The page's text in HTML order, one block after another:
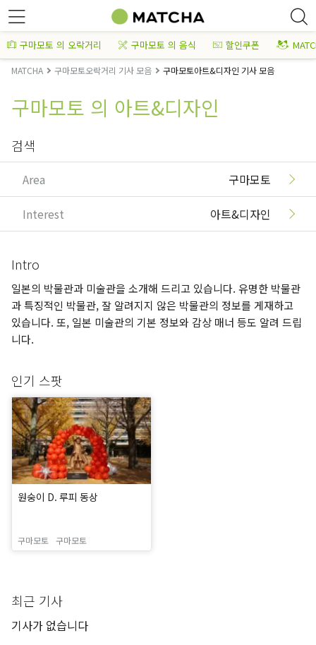
구마모토 의 오락거리 구마모토 의 음식 할인쿠폰
MATCHA 구마모토오락거리 기사 모음 구마모토아트&디자인 기사 모음
구마모토 의 아트&디자인
검색
Area 구마모토
Interest 아트&디자인
Intro
일본의 박물관과 미술관을 소개해 드리고 있습니다. 유명한 박물관
과 특징적인 박물관, 잘 알려지지 않은 박물관의 정보를 게재하고
있습니다. 또, 일본 미술관의 기본 정보와 감상 매너 등도 알려 드립
니다.
인기 스팟
원숭이 D. 루피 동상
구마모토 구마모토
최근 기사
기사가 없습니다